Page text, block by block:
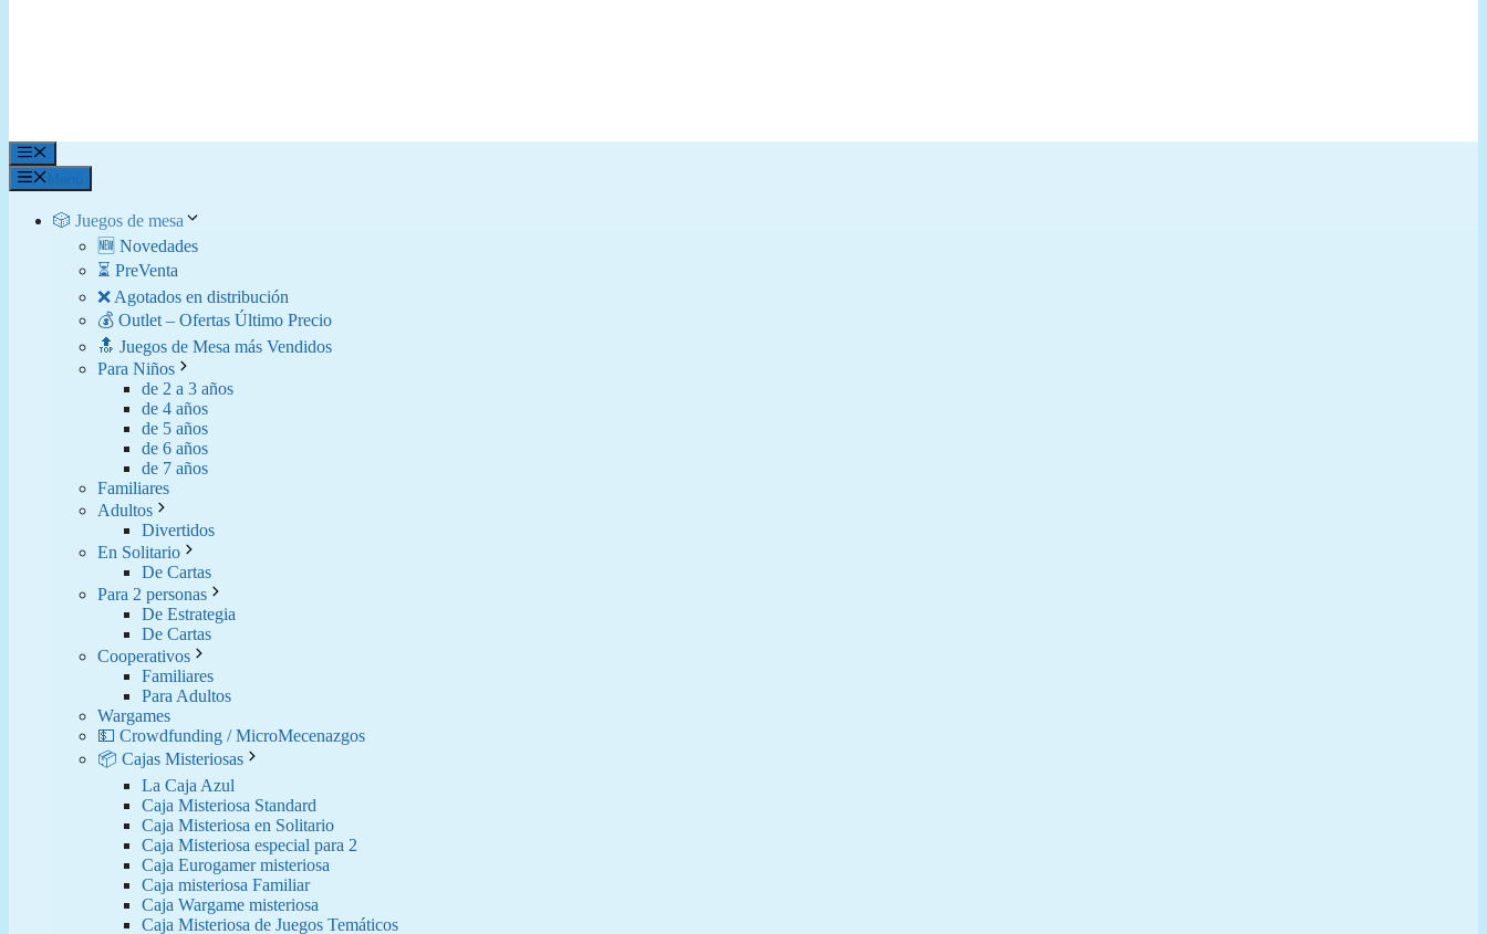
Menú
🎲 Juegos de mesa
🆕 Novedades
⏳ PreVenta
❌ Agotados en distribución
💰 Outlet – Ofertas Último Precio
🔝 Juegos de Mesa más Vendidos
Para Niños
de 2 a 3 años
de 4 años
de 5 años
de 6 años
de 7 años
Familiares
Adultos
Divertidos
En Solitario
De Cartas
Para 2 personas
De Estrategia
De Cartas
Cooperativos
Familiares
Para Adultos
Wargames
💵 Crowdfunding / MicroMecenazgos
📦 Cajas Misteriosas
La Caja Azul
Caja Misteriosa Standard
Caja Misteriosa en Solitario
Caja Misteriosa especial para 2
Caja Eurogamer misteriosa
Caja misteriosa Familiar
Caja Wargame misteriosa
Caja Misteriosa de Juegos Temáticos